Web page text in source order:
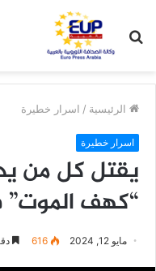
عن
الرئيسية / اسرار خطيرة
اسرار خطيرة
يقتل كل من
“كهف الموت”
مايو 12, 2024 616